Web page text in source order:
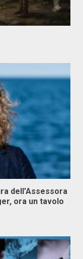
dell’Assessora
ora un tavolo